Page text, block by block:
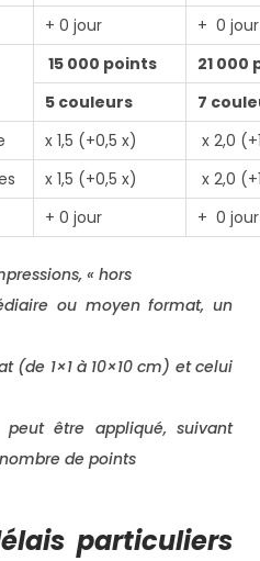
+ 0 jour + 0
15 000 points
21 000
5 couleurs
7
x 1,5 (+0,5 x)
x 2,0
x 1,5 (+0,5 x)
x 2,0
+ 0 jour + 0
« hors
ou moyen format, un
(de 1×1 à 10×10 cm) et celui
être appliqué, suivant
de points
particuliers